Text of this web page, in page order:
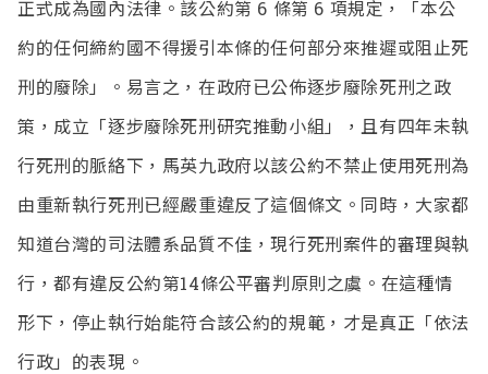
正式成為國內法律。該公約第 6 條第 6 項規定，「本公
約的任何締約國不得援引本條的任何部分來推遲或阻止死
刑的廢除」。易言之，在政府已公佈逐步廢除死刑之政
策，成立「逐步廢除死刑研究推動小組」，且有四年未執
行死刑的脈絡下，馬英九政府以該公約不禁止使用死刑為
由重新執行死刑已經嚴重違反了這個條文。同時，大家都
知道台灣的司法體系品質不佳，現行死刑案件的審理與執
行，都有違反公約第14條公平審判原則之虞。在這種情
形下，停止執行始能符合該公約的規範，才是真正「依法
行政」的表現。